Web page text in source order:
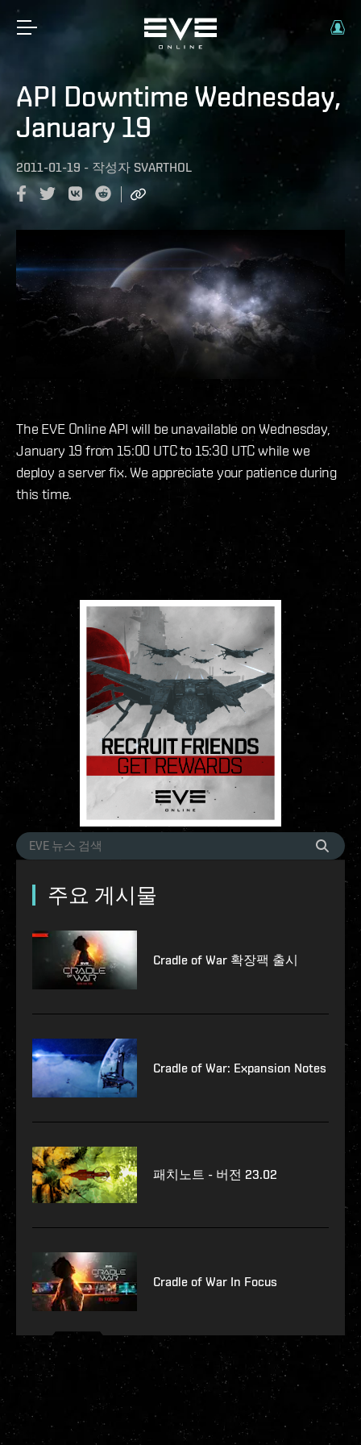
API Downtime Wednesday,
January 19
2011-01-19 - 작성자 SVARTHOL
The EVE Online API will be unavailable on Wednesday,
January 19 from 15:00 UTC to 15:30 UTC while we
deploy a server fix. We appreciate your patience during
this time.
주요 게시물
Cradle of War 확장팩 출시
Cradle of War: Expansion Notes
패치노트 - 버전 23.02
Cradle of War In Focus